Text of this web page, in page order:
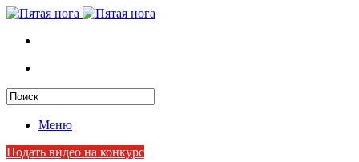
Меню
Подать видео на конкурс